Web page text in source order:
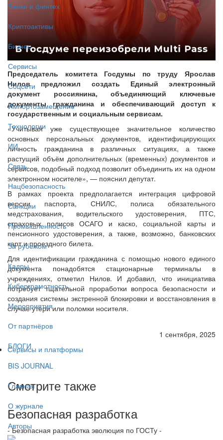
Банки и финтех
Криптоактивы
Бизнес
Сервисы
Соцсети
Импортозамещение
Технологии
ИИ
Связь
Нацбезопасность
Санкции
Промышленность
За рубежом
Кадры
Киберграмотность
Мероприятия
От партнёров
БЛОГИ
BIS JOURNAL
Главная
О журнале
Авторы
Председатель комитета Госдумы по труду Ярослав
Нилов предложил создать Единый электронный
документ россиянина, объединяющий ключевые
документы гражданина и обеспечивающий доступ к
государственным и социальным сервисам.
«Учитывая уже существующее значительное количество
основных персональных документов, идентифицирующих
личность гражданина в различных ситуациях, а также
растущий объём дополнительных (временных) документов и
сервисов, подобный подход позволит объединить их на одном
электронном носителе», — пояснил депутат.
В рамках проекта предполагается интеграция цифровой
версии паспорта, СНИЛС, полиса обязательного
медстрахования, водительского удостоверения, ПТС,
страховых полисов ОСАГО и каско, социальной карты и
пенсионного удостоверения, а также, возможно, банковских
карт и проездного билета.
Для идентификации гражданина с помощью нового единого
документа понадобятся стационарные терминалы в
учреждениях, отметил Нилов. И добавил, что инициатива
потребует тщательной проработки вопроса безопасности и
создания системы экстренной блокировки и восстановления в
случае утери или поломки носителя.
1 сентября, 2025
Сервисы и платформы
Смотрите также
Безопасная разработка
- Безопасная разработка эволюция по ГОСТу -